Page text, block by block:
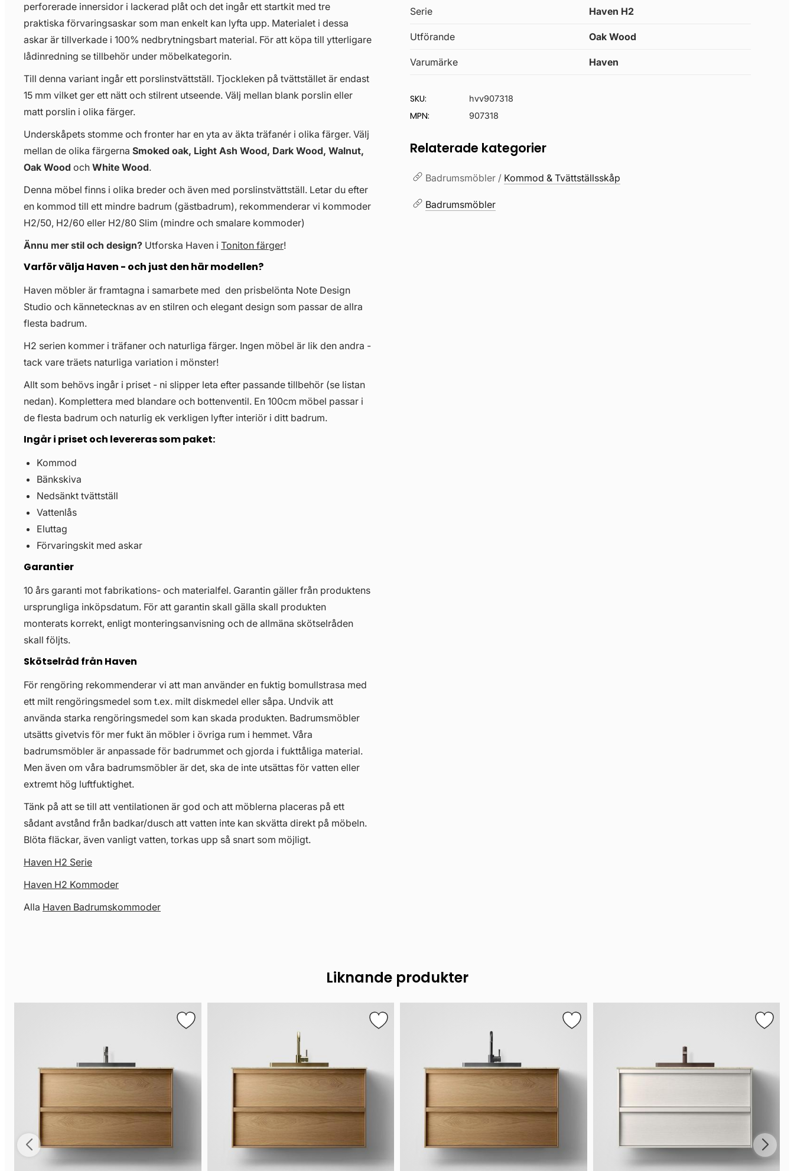
perforerade innersidor i lackerad plåt och det ingår ett startkit med tre
praktiska förvaringsaskar som man enkelt kan lyfta upp. Materialet i dessa
askar är tillverkade i 100% nedbrytningsbart material. För att köpa till ytterligare
lådinredning se tillbehör under möbelkategorin.
Till denna variant ingår ett porslinstvättställ. Tjockleken på tvättstället är endast
15 mm vilket ger ett nätt och stilrent utseende. Välj mellan blank porslin eller
matt porslin i olika färger.
Underskåpets stomme och fronter har en yta av äkta träfanér i olika färger. Välj
mellan de olika färgerna Smoked oak, Light Ash Wood, Dark Wood, Walnut,
Oak Wood och White Wood.
Denna möbel finns i olika breder och även med porslinstvättställ. Letar du efter
en kommod till ett mindre badrum (gästbadrum), rekommenderar vi kommoder
H2/50, H2/60 eller H2/80 Slim (mindre och smalare kommoder)
Ännu mer stil och design? Utforska Haven i Toniton färger!
Varför välja Haven - och just den här modellen?
Haven möbler är framtagna i samarbete med den prisbelönta Note Design
Studio och kännetecknas av en stilren och elegant design som passar de allra
flesta badrum.
H2 serien kommer i träfaner och naturliga färger. Ingen möbel är lik den andra -
tack vare träets naturliga variation i mönster!
Allt som behövs ingår i priset - ni slipper leta efter passande tillbehör (se listan
nedan). Komplettera med blandare och bottenventil. En 100cm möbel passar i
de flesta badrum och naturlig ek verkligen lyfter interiör i ditt badrum.
Ingår i priset och levereras som paket:
Kommod
Bänkskiva
Nedsänkt tvättställ
Vattenlås
Eluttag
Förvaringskit med askar
Garantier
10 års garanti mot fabrikations- och materialfel. Garantin gäller från produktens
ursprungliga inköpsdatum. För att garantin skall gälla skall produkten
monterats korrekt, enligt monteringsanvisning och de allmäna skötselråden
skall följts.
Skötselråd från Haven
För rengöring rekommenderar vi att man använder en fuktig bomullstrasa med
ett milt rengöringsmedel som t.ex. milt diskmedel eller såpa. Undvik att
använda starka rengöringsmedel som kan skada produkten. Badrumsmöbler
utsätts givetvis för mer fukt än möbler i övriga rum i hemmet. Våra
badrumsmöbler är anpassade för badrummet och gjorda i fukttåliga material.
Men även om våra badrumsmöbler är det, ska de inte utsättas för vatten eller
extremt hög luftfuktighet.
Tänk på att se till att ventilationen är god och att möblerna placeras på ett
sådant avstånd från badkar/dusch att vatten inte kan skvätta direkt på möbeln.
Blöta fläckar, även vanligt vatten, torkas upp så snart som möjligt.
Haven H2 Serie
Haven H2 Kommoder
Alla Haven Badrumskommoder
Serie Haven H2
Utförande Oak Wood
Varumärke Haven
SKU: hvv907318
MPN: 907318
Relaterade kategorier
Badrumsmöbler / Kommod & Tvättställsskåp
Badrumsmöbler
Liknande produkter